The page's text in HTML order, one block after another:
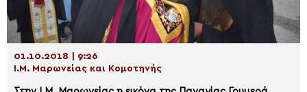
01.10.2018 | 9:26
Ι.Μ. Μαρωνείας και Κομοτηνής